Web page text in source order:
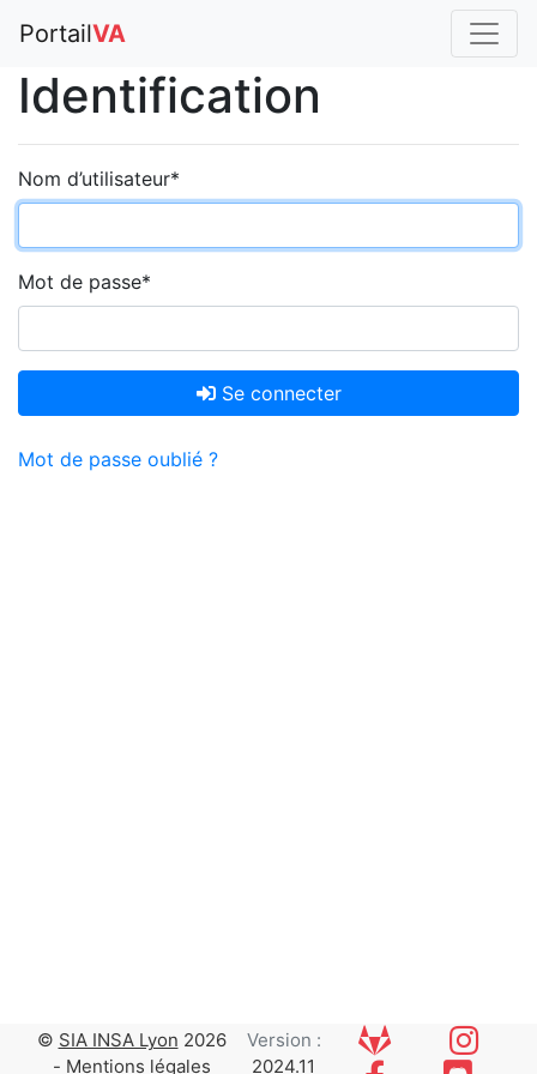
PortailVA
Identification
Nom d’utilisateur*
Mot de passe*
Se connecter
Mot de passe oublié ?
© SIA INSA Lyon 2026
- Mentions légales
Version :
2024.11